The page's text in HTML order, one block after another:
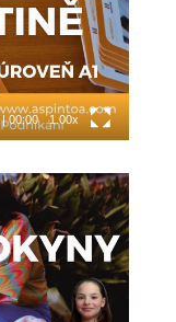
|00:00 1.00x